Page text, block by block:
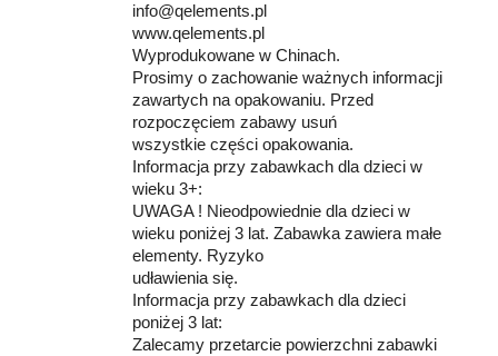
info@qelements.pl
www.qelements.pl
Wyprodukowane w Chinach.
Prosimy o zachowanie ważnych informacji
zawartych na opakowaniu. Przed
rozpoczęciem zabawy usuń
wszystkie części opakowania.
Informacja przy zabawkach dla dzieci w
wieku 3+:
UWAGA ! Nieodpowiednie dla dzieci w
wieku poniżej 3 lat. Zabawka zawiera małe
elementy. Ryzyko
udławienia się.
Informacja przy zabawkach dla dzieci
poniżej 3 lat:
Zalecamy przetarcie powierzchni zabawki